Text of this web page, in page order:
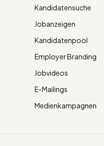
Kandidatensuche
Jobanzeigen
Kandidatenpool
Employer Branding
Jobvideos
E-Mailings
Medienkampagnen